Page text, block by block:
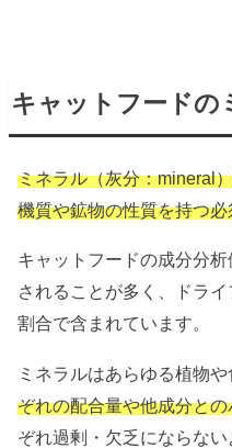
キャットフードの
ミネラル（灰分：mineral
機質や鉱物の性質を持つ
キャットフードの成分分
されることが多く、ドラ
割合で含まれています。
ミネラルはあらゆる植物
ぞれの配合量や他成分と
ぞれ過剰・欠乏にならな